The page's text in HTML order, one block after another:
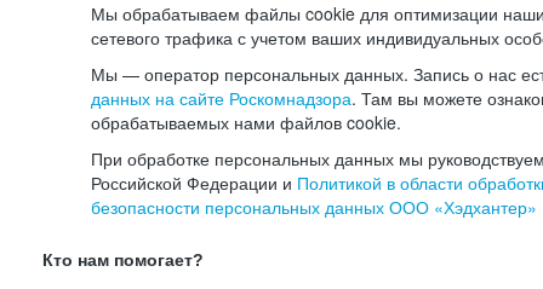
Мы обрабатываем файлы cookie для оптимизации
сетевого трафика с учетом ваших индивидуальных
Мы — оператор персональных данных. Запись о нас
данных на сайте Роскомнадзора. Там вы можете
обрабатываемых нами файлов cookie.
При обработке персональных данных мы
Российской Федерации и Политикой в области
безопасности персональных данных ООО «Хэдхантер»
Кто нам помогает?